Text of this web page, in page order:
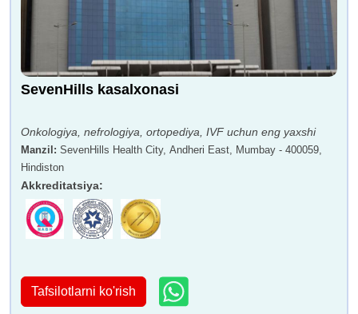
SevenHills kasalxonasi
Onkologiya, nefrologiya, ortopediya, IVF uchun eng yaxshi
Manzil : SevenHills Health City, Andheri East, Mumbay - 400059,
Hindiston
Akkreditatsiya:
Tafsilotlarni ko'rish